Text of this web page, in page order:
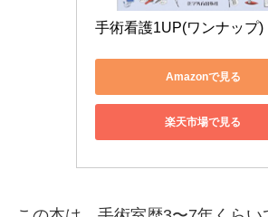
手術看護1UP(ワンナップ)
Amazonで見る
楽天市場で見る